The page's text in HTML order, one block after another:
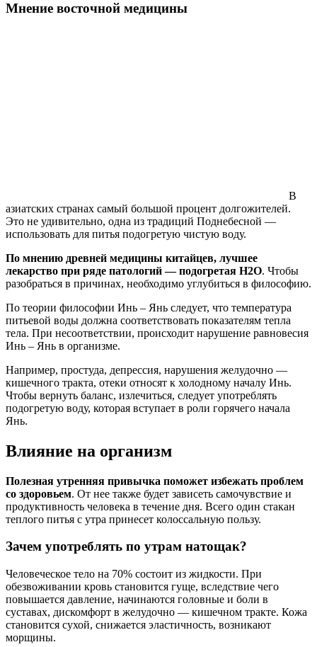
Мнение восточной медицины
В
азиатских странах самый большой процент долгожителей.
Это не удивительно, одна из традиций Поднебесной —
использовать для питья подогретую чистую воду.
По мнению древней медицины китайцев, лучшее
лекарство при ряде патологий — подогретая H2O. Чтобы
разобраться в причинах, необходимо углубиться в философию.
По теории философии Инь – Янь следует, что температура
питьевой воды должна соответствовать показателям тепла
тела. При несоответствии, происходит нарушение равновесия
Инь – Янь в организме.
Например, простуда, депрессия, нарушения желудочно —
кишечного тракта, отеки относят к холодному началу Инь.
Чтобы вернуть баланс, излечиться, следует употреблять
подогретую воду, которая вступает в роли горячего начала
Янь.
Влияние на организм
Полезная утренняя привычка поможет избежать проблем
со здоровьем. От нее также будет зависеть самочувствие и
продуктивность человека в течение дня. Всего один стакан
теплого питья с утра принесет колоссальную пользу.
Зачем употреблять по утрам натощак?
Человеческое тело на 70% состоит из жидкости. При
обезвоживании кровь становится гуще, вследствие чего
повышается давление, начинаются головные и боли в
суставах, дискомфорт в желудочно — кишечном тракте. Кожа
становится сухой, снижается эластичность, возникают
морщины.